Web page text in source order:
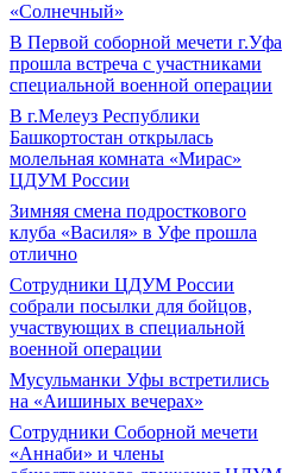
«Солнечный»
В Первой соборной мечети г.Уфа
прошла встреча с участниками
специальной военной операции
В г.Мелеуз Республики
Башкортостан открылась
молельная комната «Мирас»
ЦДУМ России
Зимняя смена подросткового
клуба «Василя» в Уфе прошла
отлично
Сотрудники ЦДУМ России
собрали посылки для бойцов,
участвующих в специальной
военной операции
Мусульманки Уфы встретились
на «Аишиных вечерах»
Сотрудники Соборной мечети
«Аннаби» и члены